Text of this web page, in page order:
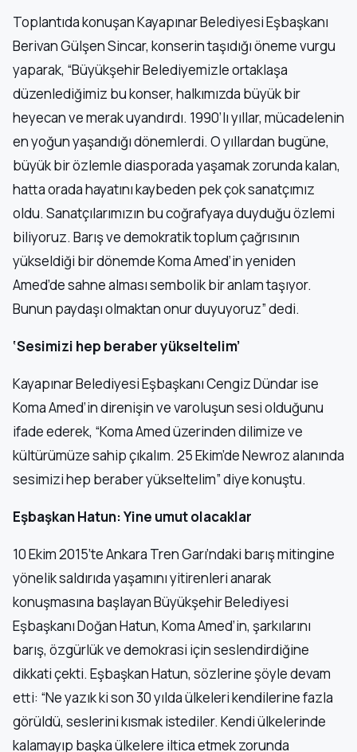
Toplantıda konuşan Kayapınar Belediyesi Eşbaşkanı
Berivan Gülşen Sincar, konserin taşıdığı öneme vurgu
yaparak, “Büyükşehir Belediyemizle ortaklaşa
düzenlediğimiz bu konser, halkımızda büyük bir
heyecan ve merak uyandırdı. 1990’lı yıllar, mücadelenin
en yoğun yaşandığı dönemlerdi. O yıllardan bugüne,
büyük bir özlemle diasporada yaşamak zorunda kalan,
hatta orada hayatını kaybeden pek çok sanatçımız
oldu. Sanatçılarımızın bu coğrafyaya duyduğu özlemi
biliyoruz. Barış ve demokratik toplum çağrısının
yükseldiği bir dönemde Koma Amed’in yeniden
Amed’de sahne alması sembolik bir anlam taşıyor.
Bunun paydaşı olmaktan onur duyuyoruz” dedi.
‘Sesimizi hep beraber yükseltelim’
Kayapınar Belediyesi Eşbaşkanı Cengiz Dündar ise
Koma Amed’in direnişin ve varoluşun sesi olduğunu
ifade ederek, “Koma Amed üzerinden dilimize ve
kültürümüze sahip çıkalım. 25 Ekim’de Newroz alanında
sesimizi hep beraber yükseltelim” diye konuştu.
Eşbaşkan Hatun: Yine umut olacaklar
10 Ekim 2015’te Ankara Tren Garı’ndaki barış mitingine
yönelik saldırıda yaşamını yitirenleri anarak
konuşmasına başlayan Büyükşehir Belediyesi
Eşbaşkanı Doğan Hatun, Koma Amed’in, şarkılarını
barış, özgürlük ve demokrasi için seslendirdiğine
dikkati çekti. Eşbaşkan Hatun, sözlerine şöyle devam
etti: “Ne yazık ki son 30 yılda ülkeleri kendilerine fazla
görüldü, seslerini kısmak istediler. Kendi ülkelerinde
kalamayıp başka ülkelere iltica etmek zorunda